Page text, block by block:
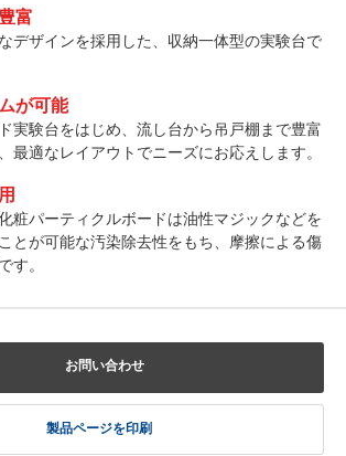
富
デザインを採用した、収納一体型の実験台で
が可能
実験台をはじめ、流し台から吊戸棚まで豊富
最適なレイアウトでニーズにお応えします。
粧パーティクルボードは油性マジックなどを
とが可能な汚染除去性をもち、摩擦による傷
す。
お問い合わせ
製品ページを印刷